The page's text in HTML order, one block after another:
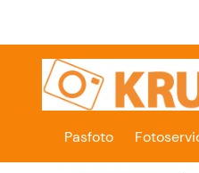
Pasfoto